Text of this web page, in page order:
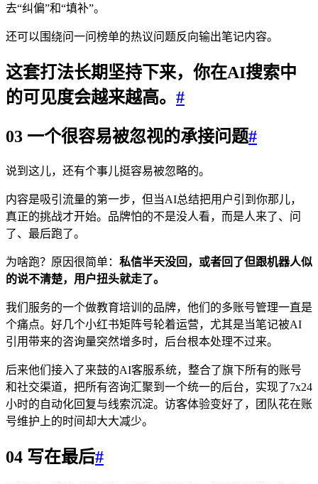
去“纠偏”和“填补”。
还可以围绕问一问榜单的热议问题反向输出笔记内容。
这套打法长期坚持下来，你在AI搜索中
的可见度会越来越高。 #
03 一个很容易被忽视的承接问题#
说到这儿，还有个事儿挺容易被忽略的。
内容是吸引流量的第一步，但当AI总结把用户引到你那儿，
真正的挑战才开始。品牌怕的不是没人看，而是人来了、问
了、最后跑了。
为啥跑？原因很简单： 私信半天没回，或者回了但跟机器人似
的说不清楚，用户扭头就走了。
我们服务的一个做教育培训的品牌，他们的多账号管理一直是
个痛点。好几个小红书矩阵号轮着运营，尤其是当笔记被AI
引用带来的咨询量突然增多时，后台根本处理不过来。
后来他们接入了来鼓的AI客服系统，整合了旗下所有的账号
和社交渠道，把所有咨询汇聚到一个统一的后台，实现了7x24
小时的自动化回复与线索沉淀。访客体验变好了，团队花在账
号维护上的时间却大大减少。
04 写在最后#